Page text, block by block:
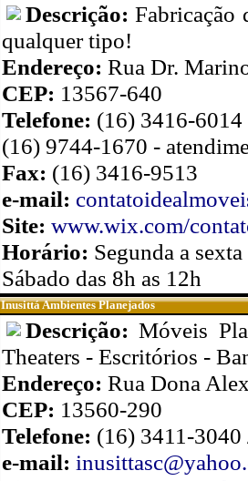
Descrição:Fabricação
qualquer tipo!
Endereço: Rua Dr.
CEP: 13567-640
Telefone: (16) 3416-
(16) 9744-1670 -
Fax: (16) 3416-9513
e-mail:
Site: www.wix.com/
Horário: Segunda a
Sábado das 8h as 12h
Inusittá Ambientes Planejados
Descrição:Móveis
Theaters - Escritórios -
Endereço: Rua Dona
CEP: 13560-290
Telefone: (16) 3411-
e-mail: